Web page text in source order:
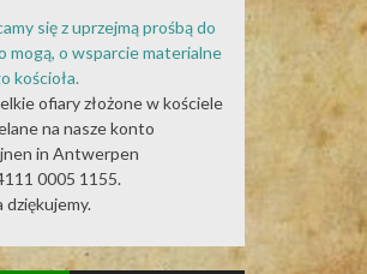
się z uprzejmą prośbą do
mogą, o wsparcie materialne
kościoła.
ofiary złożone w kościele
na nasze konto
in Antwerpen
0005 1155.
dziękujemy.